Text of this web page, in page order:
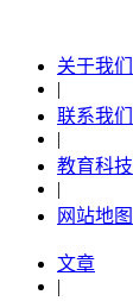
关于我们
|
联系我们
|
教育科技
|
网站地图
文章
|